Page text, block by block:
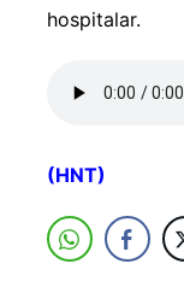
hospitalar.
(HNT)